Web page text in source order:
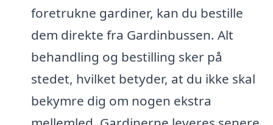
foretrukne gardiner, kan du bestille
dem direkte fra Gardinbussen. Alt
behandling og bestilling sker på
stedet, hvilket betyder, at du ikke skal
bekymre dig om nogen ekstra